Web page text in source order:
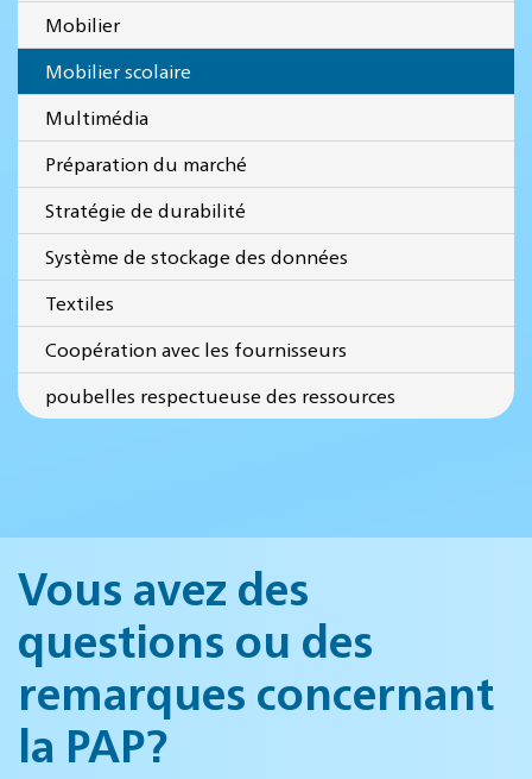
Mobilier
Mobilier scolaire
Multimédia
Préparation du marché
Stratégie de durabilité
Système de stockage des données
Textiles
Coopération avec les fournisseurs
poubelles respectueuse des ressources
Vous avez des
questions ou des
remarques concernant
la PAP?